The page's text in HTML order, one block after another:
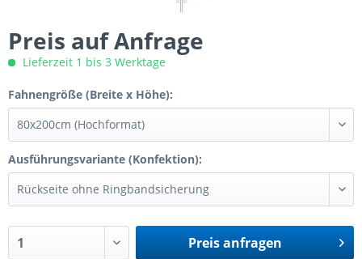
Preis auf Anfrage
Lieferzeit 1 bis 3 Werktage
Fahnengröße (Breite x Höhe):
Ausführungsvariante (Konfektion):
Preis anfragen